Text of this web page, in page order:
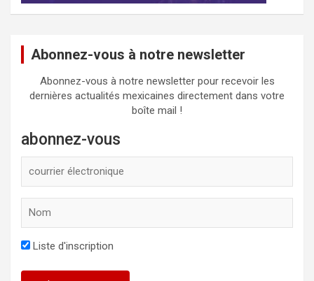
Abonnez-vous à notre newsletter
Abonnez-vous à notre newsletter pour recevoir les
dernières actualités mexicaines directement dans votre
boîte mail !
abonnez-vous
Liste d'inscription